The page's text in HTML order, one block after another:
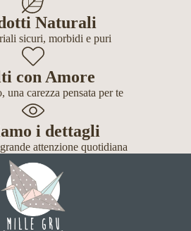
Naturali
sicuri, morbidi e puri
con Amore
una carezza pensata per te
i dettagli
attenzione quotidiana